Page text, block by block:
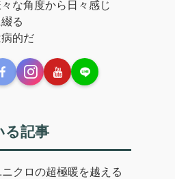
な角度から日々感じ
る
的だ
る記事
ニクロの超極暖を越える